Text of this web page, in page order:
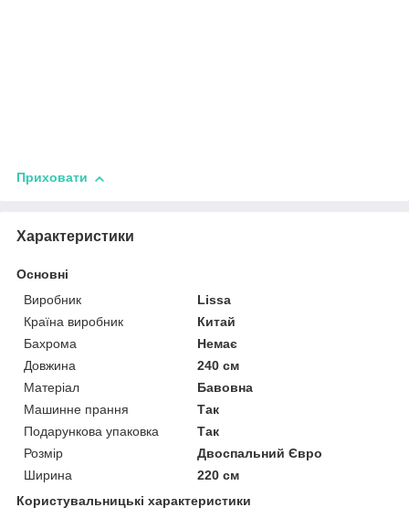
Приховати
Характеристики
Основні
Виробник
Lissa
Країна виробник
Китай
Бахрома
Немає
Довжина
240 см
Матеріал
Бавовна
Машинне прання
Так
Подарункова упаковка
Так
Розмір
Двоспальний Євро
Ширина
220 см
Користувальницькі характеристики